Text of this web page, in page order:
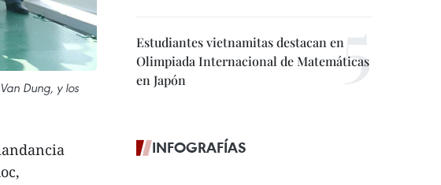
Dung, y los
Estudiantes vietnamitas destacan en
Olimpiada Internacional de Matemáticas
en Japón
INFOGRAFÍAS